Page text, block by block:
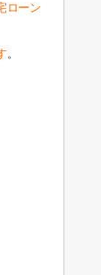
ローン
。